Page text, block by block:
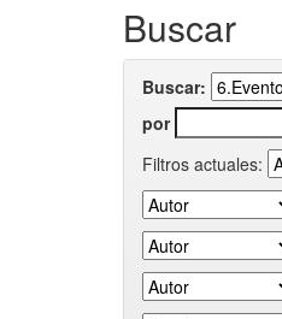
Buscar
Buscar:
por
Filtros actuales: